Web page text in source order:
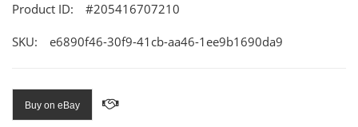
Product ID: #205416707210
SKU: e6890f46-30f9-41cb-aa46-1ee9b1690da9
Buy on eBay